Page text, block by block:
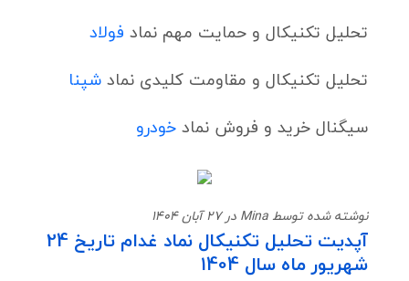
تحلیل تکنیکال و حمایت مهم نماد فولاد
تحلیل تکنیکال و مقاومت کلیدی نمادشپنا
سیگنال خرید و فروش نمادخودرو
نوشته شده توسط Mina در 27 آبان 1404
آپدیت تحلیل تکنیکال نماد غدام تاریخ 24
شهریور ماه سال 1404